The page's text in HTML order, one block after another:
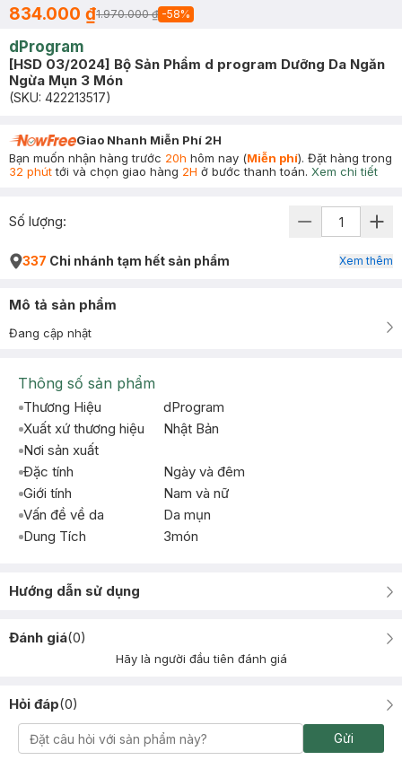
834.000 ₫1.970.000 ₫ -58%
dProgram
[HSD 03/2024] Bộ Sản Phẩm d program Dưỡng Da Ngăn
Ngừa Mụn 3 Món
(SKU: 422213517)
Giao Nhanh Miễn Phí 2H
Bạn muốn nhận hàng trước 20h hôm nay (Miễn phí). Đặt hàng trong
32 phúttới và chọn giao hàng 2H ở bước thanh toán. Xem chi tiết
Số lượng:
337 Chi nhánh tạm hết sản phẩm Xem thêm
Mô tả sản phẩm
Đang cập nhật
Thông số sản phẩm
Thương Hiệu
dProgram
Xuất xứ thương hiệu
Nhật Bản
Nơi sản xuất
Đặc tính
Ngày và đêm
Giới tính
Nam và nữ
Vấn đề về da
Da mụn
Dung Tích
3món
Hướng dẫn sử dụng
Đánh giá(0)
Hãy là người đầu tiên đánh giá
Hỏi đáp(0)
Gửi